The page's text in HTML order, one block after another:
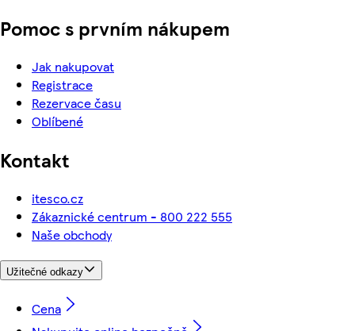
Pomoc s prvním nákupem
Jak nakupovat
Registrace
Rezervace času
Oblíbené
Kontakt
itesco.cz
Zákaznické centrum - 800 222 555
Naše obchody
Užitečné odkazy
Cena